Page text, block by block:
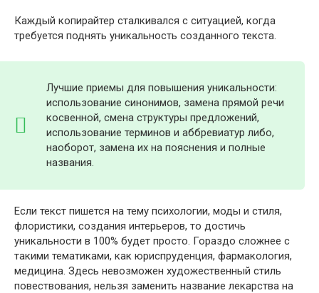
Каждый копирайтер сталкивался с ситуацией, когда
требуется поднять уникальность созданного текста.
Лучшие приемы для повышения уникальности:
использование синонимов, замена прямой речи
косвенной, смена структуры предложений,
использование терминов и аббревиатур либо,
наоборот, замена их на пояснения и полные
названия.
Если текст пишется на тему психологии, моды и стиля,
флористики, создания интерьеров, то достичь
уникальности в 100% будет просто. Гораздо сложнее с
такими тематиками, как юриспруденция, фармакология,
медицина. Здесь невозможен художественный стиль
повествования, нельзя заменить название лекарства на